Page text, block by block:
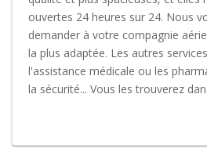
ouvertes 24 heures sur 24. Nous
demander à votre compagnie
la plus adaptée. Les autres
l'assistance médicale ou les
la sécurité... Vous les trouverez